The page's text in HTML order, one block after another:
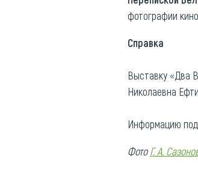
фотографии
Справка
Выставку «Два
Николаевна
Информацию
ФотоГ. А.